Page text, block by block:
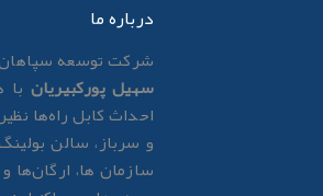
درباره ما
شرکت توسعه سپاهان
سهیل پورکبیریان
احداث کابل راه‌ها
و سرباز، سالن
سازمان ها،